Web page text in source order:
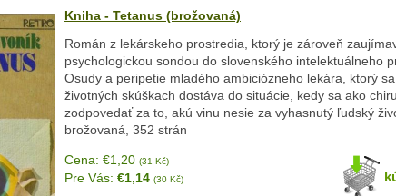
Kniha - Tetanus (brožovaná)
Román z lekárskeho prostredia, ktorý je zároveň
psychologickou sondou do slovenského intelektuálneho
Osudy a peripetie mladého ambiciózneho lekára, ktorý
životných skúškach dostáva do situácie, kedy sa ako
zodpovedať za to, akú vinu nesie za vyhasnutý ľudský
brožovaná, 352 strán
Cena: €1,20 (31 Kč)
Pre Vás: €1,14 (30 Kč)